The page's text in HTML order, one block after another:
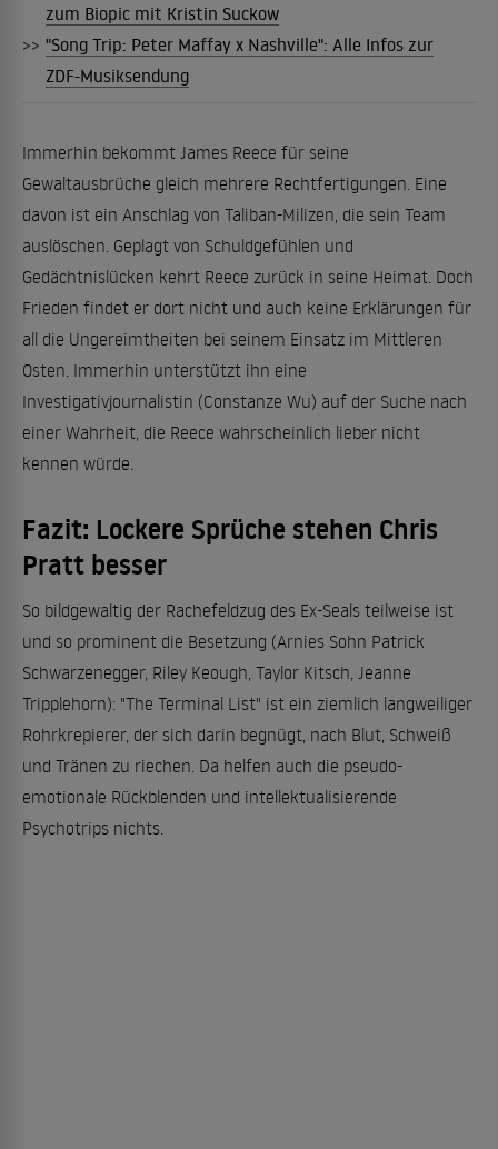
zum Biopic mit Kristin Suckow
>> "Song Trip: Peter Maffay x Nashville": Alle Infos zur
ZDF-Musiksendung
Immerhin bekommt James Reece für seine
Gewaltausbrüche gleich mehrere Rechtfertigungen. Eine
davon ist ein Anschlag von Taliban-Milizen, die sein Team
auslöschen. Geplagt von Schuldgefühlen und
Gedächtnislücken kehrt Reece zurück in seine Heimat. Doch
Frieden findet er dort nicht und auch keine Erklärungen für
all die Ungereimtheiten bei seinem Einsatz im Mittleren
Osten. Immerhin unterstützt ihn eine
Investigativjournalistin (Constanze Wu) auf der Suche nach
einer Wahrheit, die Reece wahrscheinlich lieber nicht
kennen würde.
Fazit: Lockere Sprüche stehen Chris
Pratt besser
So bildgewaltig der Rachefeldzug des Ex-Seals teilweise ist
und so prominent die Besetzung (Arnies Sohn Patrick
Schwarzenegger, Riley Keough, Taylor Kitsch, Jeanne
Tripplehorn): "The Terminal List" ist ein ziemlich langweiliger
Rohrkrepierer, der sich darin begnügt, nach Blut, Schweiß
und Tränen zu riechen. Da helfen auch die pseudo-
emotionale Rückblenden und intellektualisierende
Psychotrips nichts.